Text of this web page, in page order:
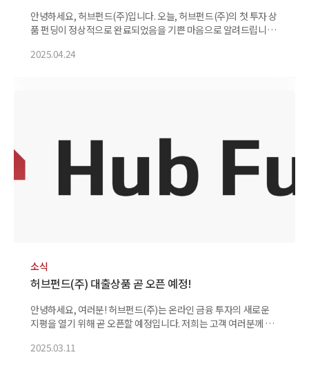
안녕하세요, 허브펀드(주)입니다. 오늘, 허브펀드(주)의 첫 투자 상
품 펀딩이 정상적으로 완료되었음을 기쁜 마음으로 알려드립니다!
객 여러분의 많은 관심과 신뢰 덕분에 가능했습니다. 허브펀드(주)
2025.04.24
소식
허브펀드(주) 대출상품 곧 오픈 예정!
안녕하세요, 여러분! 허브펀드(주)는 온라인 금융 투자의 새로운
지평을 열기 위해 곧 오픈할 예정입니다. 저희는 고객 여러분께 보
합니다. 저희 허브펀드(주)는 최신 금융 기술을 바탕으로 다양한 투
2025.03.11